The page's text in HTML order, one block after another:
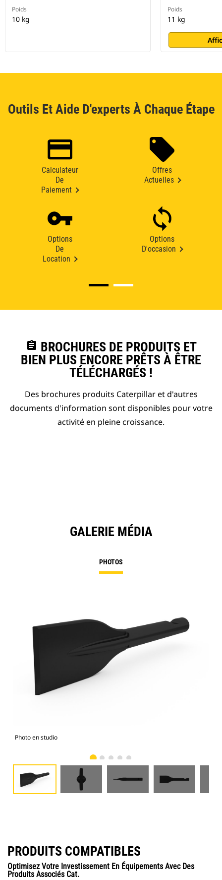
Poids
10 kg
Poids
11 kg
Outils Et Aide D'experts À Chaque Étape
Calculateur
De
Paiement
Offres
Actuelles
Options
De
Location
Options
D'occasion
assignment BROCHURES DE PRODUITS ET
BIEN PLUS ENCORE PRÊTS À ÊTRE
TÉLÉCHARGÉS !
Des brochures produits Caterpillar et d'autres
documents d'information sont disponibles pour votre
activité en pleine croissance.
GALERIE MÉDIA
PHOTOS
Photo en studio
PRODUITS COMPATIBLES
Optimisez Votre Investissement En Équipements Avec Des
Produits Associés Cat.